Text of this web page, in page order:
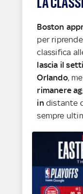
Boston
per
classifica
lascia il
Orlando,
rimanere
in distante
sempre